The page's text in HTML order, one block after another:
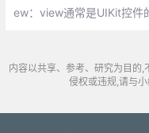
ew：view通常是UIKit控件
内容以共享、参考、研究为目的
侵权或违规,请与